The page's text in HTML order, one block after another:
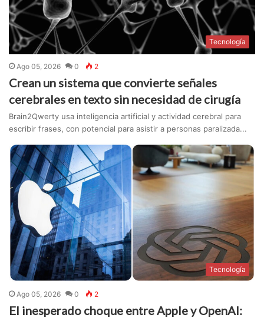
Tecnología
Ago 05, 2026 0 2
Crean un sistema que convierte señales
cerebrales en texto sin necesidad de cirugía
Brain2Qwerty usa inteligencia artificial y actividad cerebral para
escribir frases, con potencial para asistir a personas paralizada...
Tecnología
Ago 05, 2026 0 2
El inesperado choque entre Apple y OpenAI: